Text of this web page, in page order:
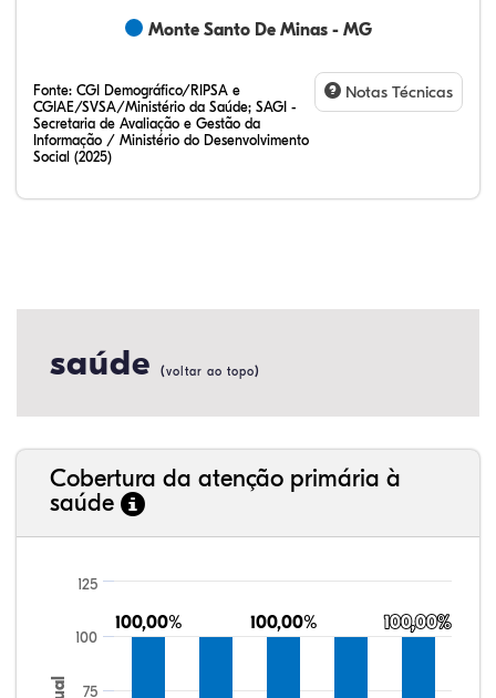
Monte Santo De Minas - MG
Fonte: CGI Demográfico/RIPSA e
CGIAE/SVSA/Ministério da Saúde; SAGI -
Secretaria de Avaliação e Gestão da
Informação / Ministério do Desenvolvimento
Social (2025)
Notas Técnicas
saúde (voltar ao topo)
Cobertura da atenção primária à
saúde
100,00%
100,00% 100,00%
100,00% 100,00%
100,00%
75
100
125